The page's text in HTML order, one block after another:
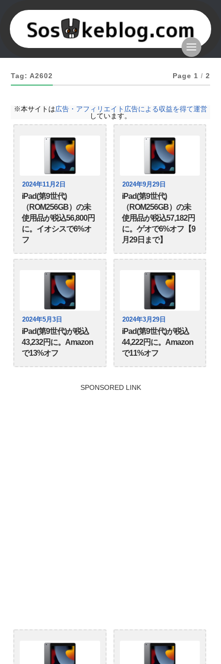
Tag: A2602 Page 1 / 2
※本サイトは広告・アフィリエイト広告による収益を得て運営
しています。
2024年11月2日
iPad(第9世代)
（ROM256GB）の未
使用品が税込56,800円
に。イオシスで6%オ
フ
2024年9月29日
iPad(第9世代)
（ROM256GB）の未
使用品が税込57,182円
に。ゲオで6%オフ【9
月29日まで】
2024年5月3日
iPad(第9世代)が税込
43,232円に。Amazon
で13%オフ
2024年3月29日
iPad(第9世代)が税込
44,222円に。Amazon
で11%オフ
SPONSORED LINK